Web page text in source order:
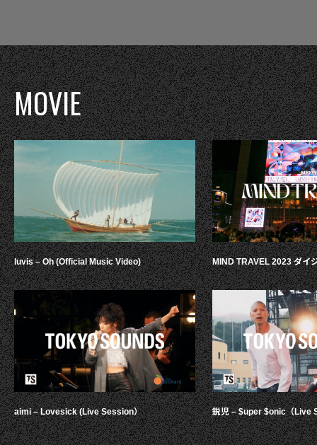
MOVIE
luvis – Oh (Official Music Video)
aimi – Lovesick (Live Session）
MIND TRAVEL 2023 ダイ
鋭児 – $uper $onic（Live